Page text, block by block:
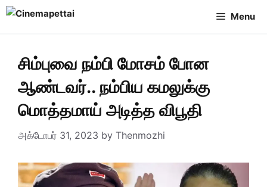
Skip
Menu
சிம்புவை நம்பி மோசம் போன
ஆண்டவர்.. நம்பிய கமலுக்கு
மொத்தமாய் அடித்த விபூதி
அக்டோபர் 31, 2023 by Thenmozhi